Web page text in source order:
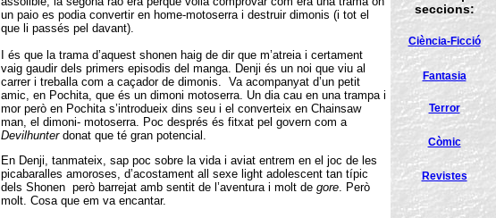
un paio es podia convertir en home-motoserra i destruir dimonis (i tot el
que li passés pel davant).
I és que la trama d’aquest shonen haig de dir que m’atreia i certament
vaig gaudir dels primers episodis del manga. Denji és un noi que viu al
carrer i treballa com a caçador de dimonis. Va acompanyat d’un petit
amic, en Pochita, que és un dimoni motoserra. Un dia cau en una trampa i
mor però en Pochita s’introdueix dins seu i el converteix en Chainsaw
man, el dimoni- motoserra. Poc després és fitxat pel govern com a
Devilhunterdonat que té gran potencial.
En Denji, tanmateix, sap poc sobre la vida i aviat entrem en el joc de les
picabaralles amoroses, d’acostament all sexe light adolescent tan típic
dels Shonen però barrejat amb sentit de l’aventura i molt de gore. Però
molt. Cosa que em va encantar.
seccions:
Ciència-Ficció
Fantasia
Terror
Còmic
Revistes